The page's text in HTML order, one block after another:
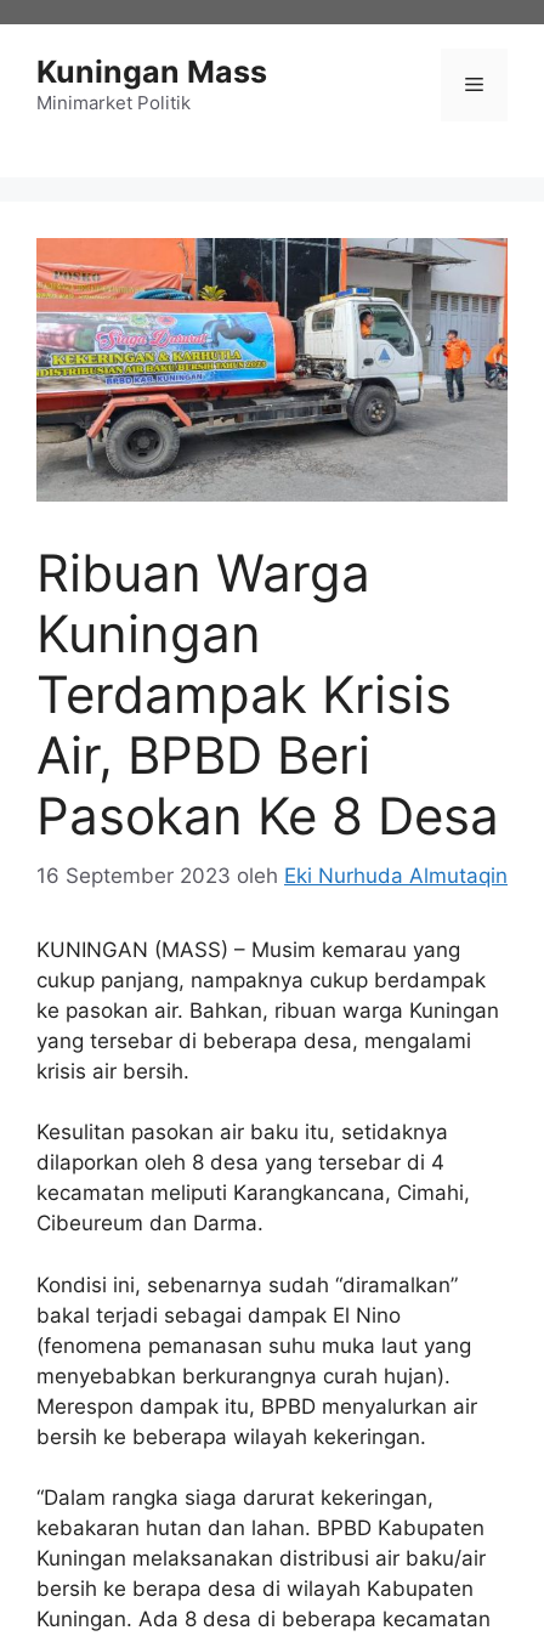
Kuningan Mass
Minimarket Politik
Menu
Ribuan Warga
Kuningan
Terdampak Krisis
Air, BPBD Beri
Pasokan Ke 8 Desa
16 September 2023 oleh Eki Nurhuda Almutaqin
KUNINGAN (MASS) – Musim kemarau yang
cukup panjang, nampaknya cukup berdampak
ke pasokan air. Bahkan, ribuan warga Kuningan
yang tersebar di beberapa desa, mengalami
krisis air bersih.
Kesulitan pasokan air baku itu, setidaknya
dilaporkan oleh 8 desa yang tersebar di 4
kecamatan meliputi Karangkancana, Cimahi,
Cibeureum dan Darma.
Kondisi ini, sebenarnya sudah “diramalkan”
bakal terjadi sebagai dampak El Nino
(fenomena pemanasan suhu muka laut yang
menyebabkan berkurangnya curah hujan).
Merespon dampak itu, BPBD menyalurkan air
bersih ke beberapa wilayah kekeringan.
“Dalam rangka siaga darurat kekeringan,
kebakaran hutan dan lahan. BPBD Kabupaten
Kuningan melaksanakan distribusi air baku/air
bersih ke berapa desa di wilayah Kabupaten
Kuningan. Ada 8 desa di beberapa kecamatan